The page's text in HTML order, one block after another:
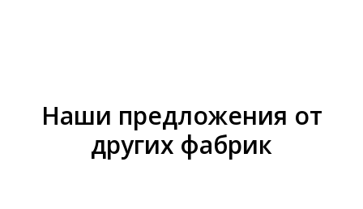
Наши предложения от
других фабрик